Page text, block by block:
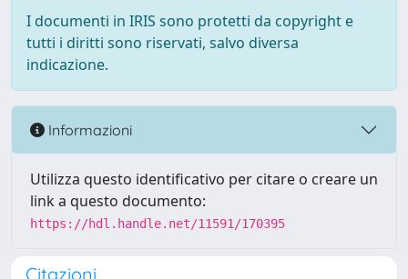
I documenti in IRIS sono protetti da copyright e
tutti i diritti sono riservati, salvo diversa
indicazione.
Informazioni
Utilizza questo identificativo per citare o creare un
link a questo documento:
https://hdl.handle.net/11591/170395
Citazioni